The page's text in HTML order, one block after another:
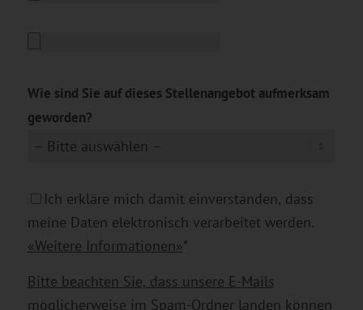
Wie sind Sie auf dieses Stellenangebot aufmerksam
geworden?
Ich erkläre mich damit einverstanden, dass
meine Daten elektronisch verarbeitet werden.
«Weitere Informationen»*
Bitte beachten Sie, dass unsere E-Mails
möglicherweise im Spam-Ordner landen können